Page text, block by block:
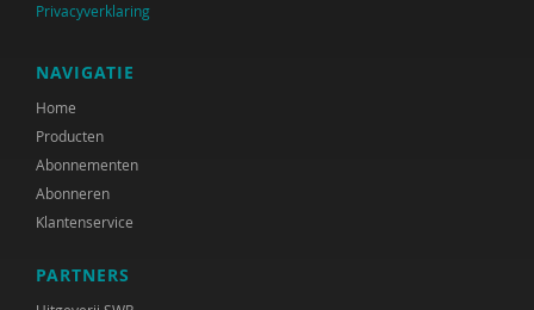
World Health Organization
WRR
René .C. Hoksbergen
Tim 'S Jongers
Jeugdautoriteit (JA)
Privacyverklaring
NAVIGATIE
Home
Producten
Abonnementen
Abonneren
Klantenservice
PARTNERS